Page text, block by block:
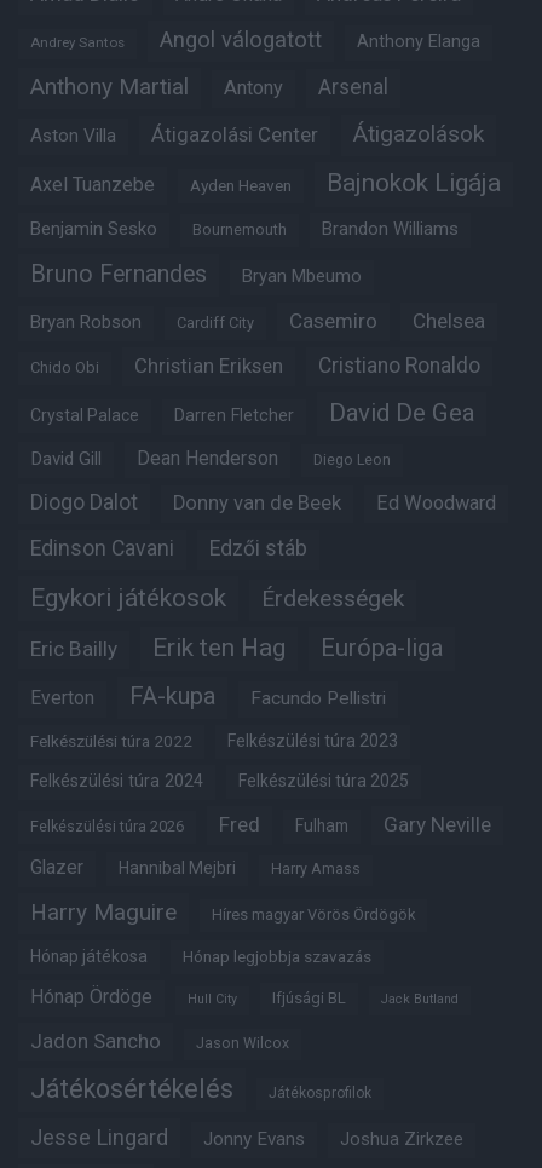
Andrey Santos Angol válogatott Anthony Elanga
Anthony Martial Antony Arsenal
Aston Villa Átigazolási Center Átigazolások
Axel Tuanzebe Ayden Heaven Bajnokok Ligája
Benjamin Sesko Bournemouth Brandon Williams
Bruno Fernandes Bryan Mbeumo
Bryan Robson Cardiff City Casemiro Chelsea
Chido Obi Christian Eriksen Cristiano Ronaldo
Crystal Palace Darren Fletcher David De Gea
David Gill Dean Henderson Diego Leon
Diogo Dalot Donny van de Beek Ed Woodward
Edinson Cavani Edzői stáb
Egykori játékosok Érdekességek
Eric Bailly Erik ten Hag Európa-liga
Everton FA-kupa Facundo Pellistri
Felkészülési túra 2022 Felkészülési túra 2023
Felkészülési túra 2024 Felkészülési túra 2025
Felkészülési túra 2026 Fred Fulham Gary Neville
Glazer Hannibal Mejbri Harry Amass
Harry Maguire Híres magyar Vörös Ördögök
Hónap játékosa Hónap legjobbja szavazás
Hónap Ördöge Hull City Ifjúsági BL Jack Butland
Jadon Sancho Jason Wilcox
Játékosértékelés Játékosprofilok
Jesse Lingard Jonny Evans Joshua Zirkzee